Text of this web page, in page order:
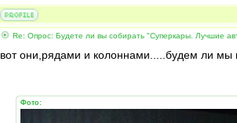
Re: Опрос: Будете ли вы собирать "Суперкары. Лучшие
вот они,рядами и колоннами.....будем ли мы
Фото: